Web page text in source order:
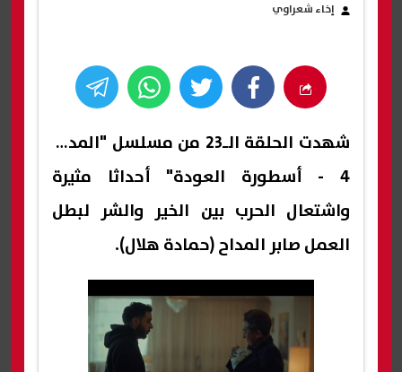
إخاء شعراوي
شهدت الحلقة الـ23 من مسلسل "المداح
4 - أسطورة العودة" أحداثا مثيرة
واشتعال الحرب بين الخير والشر لبطل
العمل صابر المداح (حمادة هلال).